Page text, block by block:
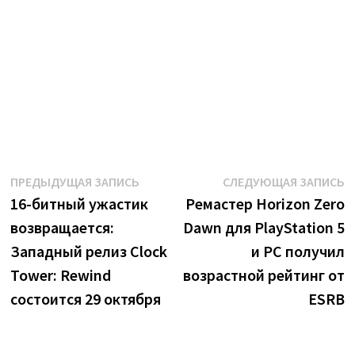
Навигация
по
записям
ПРЕДЫДУЩАЯ ЗАПИСЬПредыдущая
запись:
16-битный ужастик
возвращается:
Западный релиз Clock
Tower: Rewind
состоится 29 октября
СЛЕДУЮЩАЯ ЗАПИСЬ
Ремастер Horizon Zero
Dawn для PlayStation 5
и PC получил
возрастной рейтинг от
ESRB